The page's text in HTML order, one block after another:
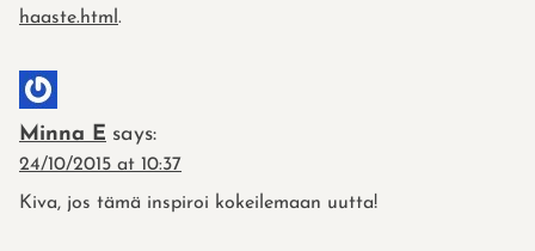
haaste.html .
Minna E says:
24/10/2015 at 10:37
Kiva, jos tämä inspiroi kokeilemaan uutta!